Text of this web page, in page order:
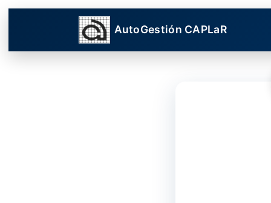
AutoGestión CAPLaR